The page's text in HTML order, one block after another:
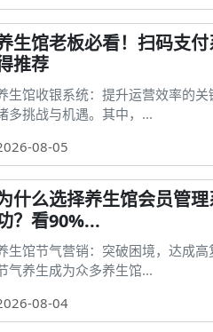
生馆老板必看！扫码支
推荐
生馆收银系统：提升运营效率的
多挑战与机遇。其中，...
08-05
什么选择养生馆会员管
？看90%...
生馆节气营销：突破困境，达成
气养生成为众多养生馆...
08-04